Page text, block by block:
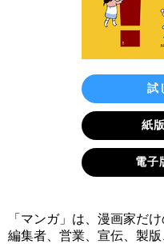
試
紙
電子
「マンガ」は、漫画家だ
編集者、営業、宣伝、製